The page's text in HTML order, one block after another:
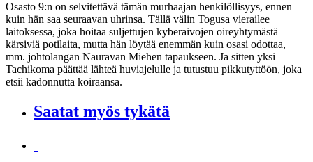
Osasto 9:n on selvitettävä tämän murhaajan henkilöllisyys, ennen
kuin hän saa seuraavan uhrinsa. Tällä välin Togusa vierailee
laitoksessa, joka hoitaa suljettujen kyberaivojen oireyhtymästä
kärsiviä potilaita, mutta hän löytää enemmän kuin osasi odottaa,
mm. johtolangan Nauravan Miehen tapaukseen. Ja sitten yksi
Tachikoma päättää lähteä huviajelulle ja tutustuu pikkutyttöön, joka
etsii kadonnutta koiraansa.
Saatat myös tykätä